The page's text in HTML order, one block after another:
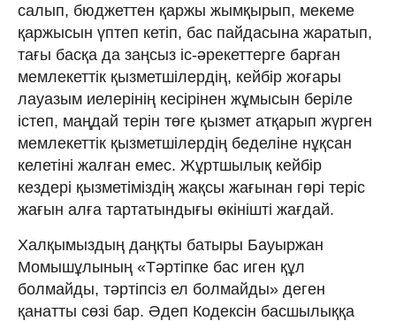
салып, бюджеттен қаржы жымқырып, мекеме
қаржысын үптеп кетіп, бас пайдасына жаратып,
тағы басқа да заңсыз іс-әрекеттерге барған
мемлекеттік қызметшілердің, кейбір жоғары
лауазым иелерінің кесірінен жұмысын беріле
істеп, маңдай терін төге қызмет атқарып жүрген
мемлекеттік қызметшілердің беделіне нұқсан
келетіні жалған емес. Жұртшылық кейбір
кездері қызметіміздің жақсы жағынан гөрі теріс
жағын алға тартатындығы өкінішті жағдай.
Халқымыздың даңқты батыры Бауыржан
Момышұлының «Тәртіпке бас иген құл
болмайды, тәртіпсіз ел болмайды» деген
қанатты сөзі бар. Әдеп Кодексін басшылыққа